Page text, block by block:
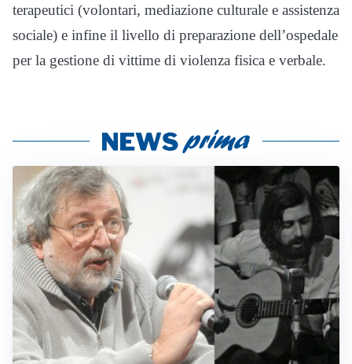
terapeutici (volontari, mediazione culturale e assistenza
sociale) e infine il livello di preparazione dell’ospedale
per la gestione di vittime di violenza fisica e verbale.